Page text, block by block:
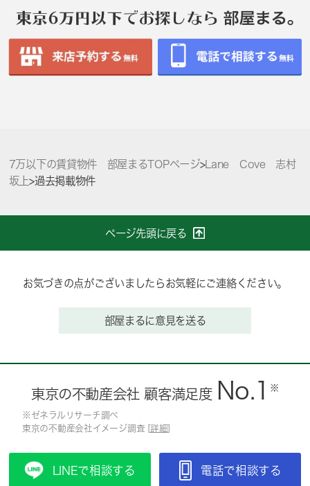
7万以下の賃貸物件 部屋まるTOPページ>Lane Cove 志村
坂上>過去掲載物件
ページ先頭に戻る
お気づきの点がございましたらお気軽にご連絡ください。
部屋まるに意見を送る
東京の不動産会社 顧客満足度 No.1 ※
※ゼネラルリサーチ調べ
東京の不動産会社イメージ調査 [ 詳細
LINEで相談する 電話で相談する